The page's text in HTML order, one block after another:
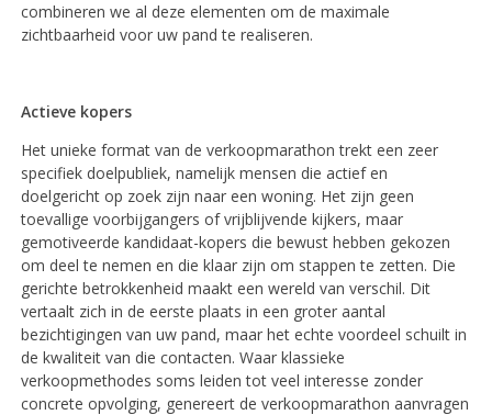
combineren we al deze elementen om de maximale
zichtbaarheid voor uw pand te realiseren.
Actieve kopers
Het unieke format van de verkoopmarathon trekt een zeer
specifiek doelpubliek, namelijk mensen die actief en
doelgericht op zoek zijn naar een woning. Het zijn geen
toevallige voorbijgangers of vrijblijvende kijkers, maar
gemotiveerde kandidaat-kopers die bewust hebben gekozen
om deel te nemen en die klaar zijn om stappen te zetten. Die
gerichte betrokkenheid maakt een wereld van verschil. Dit
vertaalt zich in de eerste plaats in een groter aantal
bezichtigingen van uw pand, maar het echte voordeel schuilt in
de kwaliteit van die contacten. Waar klassieke
verkoopmethodes soms leiden tot veel interesse zonder
concrete opvolging, genereert de verkoopmarathon aanvragen